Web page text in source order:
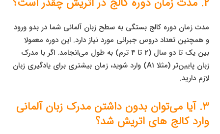
مدت زمان دوره کالج بستگی به سطح زبان آلمانی شما در بدو ورود
و همچنین تعداد دروس جبرانی مورد نیاز دارد. این دوره معمولا
بین یک تا دو سال (۲ تا ۴ ترم) به طول می‌انجامد. اگر با مدرک
زبان پایین‌تر (مثلا A1) وارد شوید، زمان بیشتری برای یادگیری زبان
لازم دارید.
۳. آیا می‌توان بدون داشتن مدرک زبان آلمانی
وارد کالج‌ های اتریش شد؟